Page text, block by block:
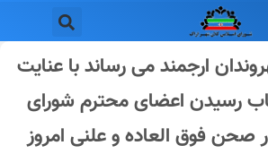
ارجمند می رساند با عنایت
رسیدن اعضای محترم شورای
فوق العاده و علنی امروز